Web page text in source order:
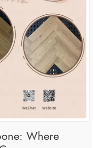
Where